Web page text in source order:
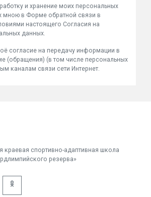
и хранение моих персональных
мною в Форме обратной связи в
настоящего Согласия на
данных.
согласие на передачу информации в
(обращения) (в том числе персональных
каналам связи сети Интернет.
краевая спортивно-адаптивная школа
резерва»